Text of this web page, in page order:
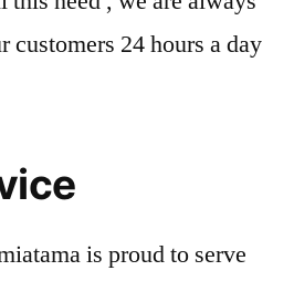
customers 24 hours a day
is proud to serve